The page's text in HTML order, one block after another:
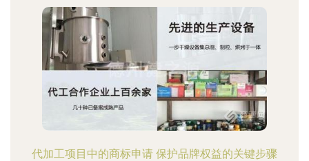
代加工项目中的商标申请 保护品牌权益的关键步骤